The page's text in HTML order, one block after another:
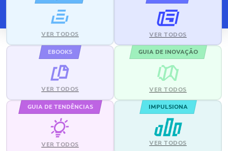
VER TODOS VER TODOS
EBOOKS
VER TODOS
GUIA DE INOVAÇÃO
VER TODOS
GUIA DE TENDÊNCIAS
VER TODOS
IMPULSIONA
VER TODOS